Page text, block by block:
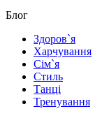
Блог
Здоров`я
Харчування
Сім`я
Стиль
Танці
Тренування